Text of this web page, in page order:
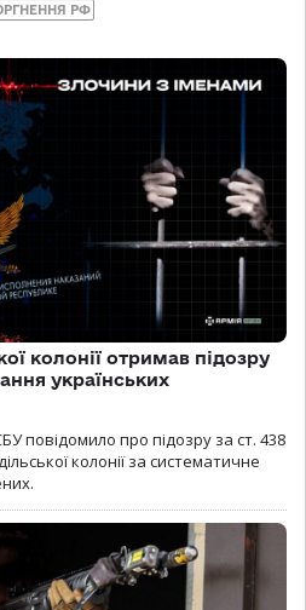
РФ
колонії отримав підозру
українських
повідомило про підозру за ст. 438
колонії за систематичне